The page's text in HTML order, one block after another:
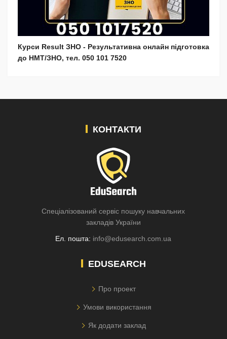
Курси Result ЗНО - Результативна онлайн підготовка
до НМТ/ЗНО, тел. 050 101 7520
КОНТАКТИ
Спеціалізований сервіс пошуку навчальних
закладів України
Ел. пошта: info@edusearch.com.ua
EDUSEARCH
Про проект
Умови використання
Як додати заклад